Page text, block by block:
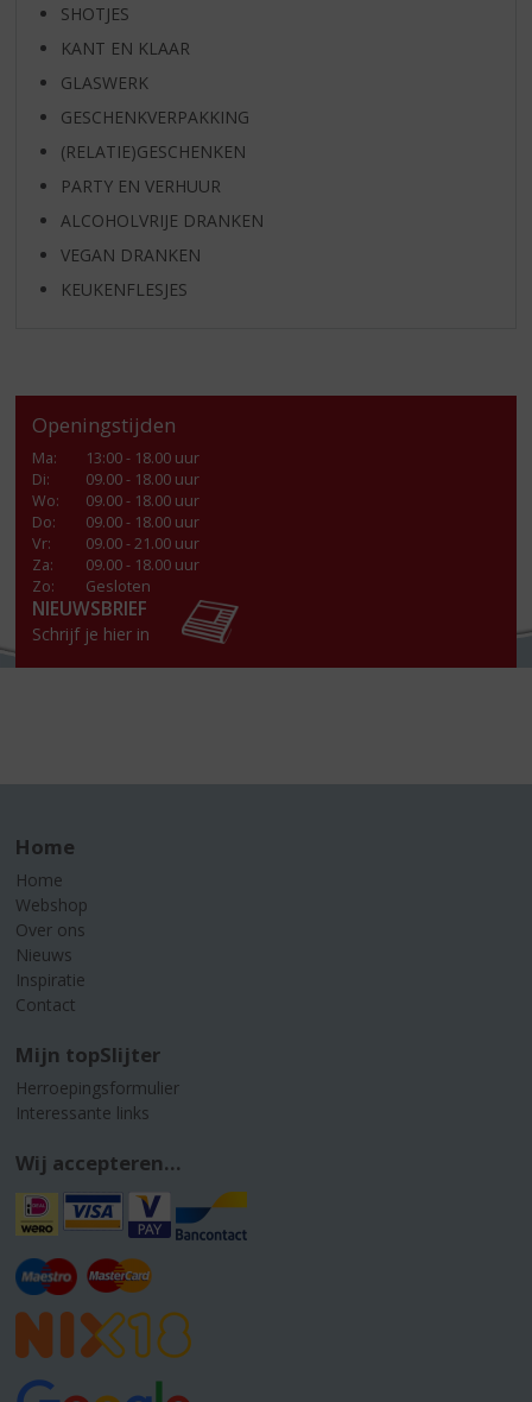
SHOTJES
KANT EN KLAAR
GLASWERK
GESCHENKVERPAKKING
(RELATIE)GESCHENKEN
PARTY EN VERHUUR
ALCOHOLVRIJE DRANKEN
VEGAN DRANKEN
KEUKENFLESJES
Openingstijden
Ma:
13:00 - 18.00 uur
Di:
09.00 - 18.00 uur
Wo:
09.00 - 18.00 uur
Do:
09.00 - 18.00 uur
Vr:
09.00 - 21.00 uur
Za:
09.00 - 18.00 uur
Zo:
Gesloten
NIEUWSBRIEF
Schrijf je hier in
Home
Home
Webshop
Over ons
Nieuws
Inspiratie
Contact
Mijn topSlijter
Herroepingsformulier
Interessante links
Wij accepteren...